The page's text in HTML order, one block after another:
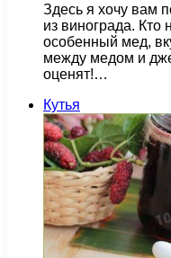
Здесь я хочу вам
из винограда. Кто
особенный мед,
между медом и
оценят!…
Кутья